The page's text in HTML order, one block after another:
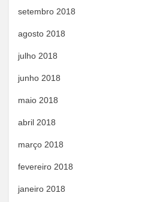
setembro 2018
agosto 2018
julho 2018
junho 2018
maio 2018
abril 2018
março 2018
fevereiro 2018
janeiro 2018